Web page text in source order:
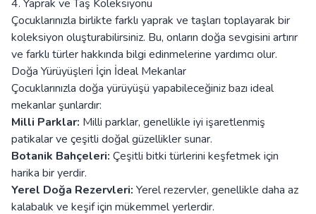
4. Yaprak ve Taş Koleksiyonu
Çocuklarınızla birlikte farklı yaprak ve taşları toplayarak bir
koleksiyon oluşturabilirsiniz. Bu, onların doğa sevgisini artırır
ve farklı türler hakkında bilgi edinmelerine yardımcı olur.
Doğa Yürüyüşleri İçin İdeal Mekanlar
Çocuklarınızla doğa yürüyüşü yapabileceğiniz bazı ideal
mekanlar şunlardır:
Milli Parklar: Milli parklar, genellikle iyi işaretlenmiş
patikalar ve çeşitli doğal güzellikler sunar.
Botanik Bahçeleri: Çeşitli bitki türlerini keşfetmek için
harika bir yerdir.
Yerel Doğa Rezervleri: Yerel rezervler, genellikle daha az
kalabalık ve keşif için mükemmel yerlerdir.